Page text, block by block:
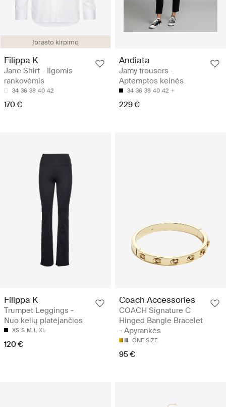
Įprasto kirpimo
Filippa K
Jane Shirt - Ilgomis
rankovėmis
34 36 38 40 42
170 €
Andiata
Jamy trousers -
Aptemptos kelnės
34 36 38 40 42
229 €
Filippa K
Trumpet Leggings -
Nuo kelių platėjančios
XS S M L XL
120 €
Coach Accessories
COACH Signature C
Hinged Bangle Bracelet
- Apyrankės
ONE SIZE
95 €